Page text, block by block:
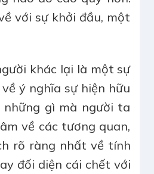
với sự khởi đầu, một
khác lại là một sự
ý nghĩa sự hiện hữu
những gì mà người ta
về các tương quan,
rõ ràng nhất về tính
đối diện cái chết với